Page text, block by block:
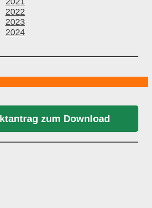
2022
2023
2024
zum Download